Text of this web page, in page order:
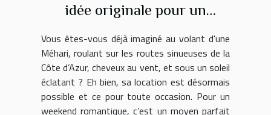
idée originale pour un
Côte d’Azur !
Vous êtes-vous déjà imaginé au volant d'une
Méhari, roulant sur les routes sinueuses de la
Côte d’Azur, cheveux au vent, et sous un soleil
éclatant ? Eh bien, sa location est désormais
possible et ce pour toute occasion. Pour un
weekend romantique, c’est un moyen parfait